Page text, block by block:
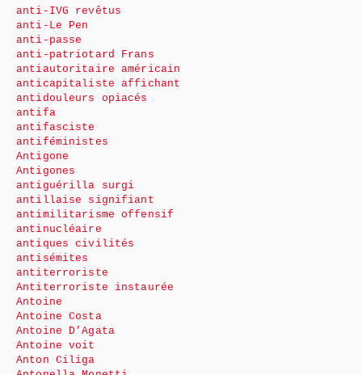
anti-IVG revêtus
anti-Le Pen
anti-passe
anti-patriotard Frans
antiautoritaire américain
anticapitaliste affichant
antidouleurs opiacés
antifa
antifasciste
antiféministes
Antigone
Antigones
antiguérilla surgi
antillaise signifiant
antimilitarisme offensif
antinucléaire
antiques civilités
antisémites
antiterroriste
Antiterroriste instaurée
Antoine
Antoine Costa
Antoine D’Agata
Antoine voit
Anton Ciliga